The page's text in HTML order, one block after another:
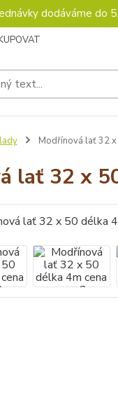
dodáváme
Modřínová lať 32
lať 32 x